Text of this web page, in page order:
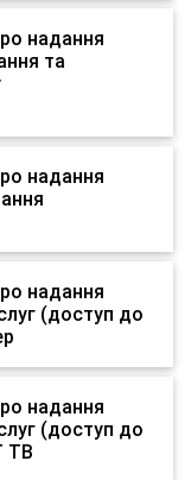
надання
та
надання
надання
(доступ до
надання
(доступ до
ТВ